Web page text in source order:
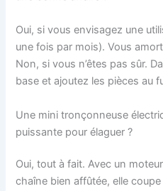
Oui, si vous envisagez une
une fois par mois). Vous
Non, si vous n’êtes pas sûr.
base et ajoutez les pièces au
Une mini tronçonneuse
puissante pour élaguer ?
Oui, tout à fait. Avec un
chaîne bien affûtée, elle